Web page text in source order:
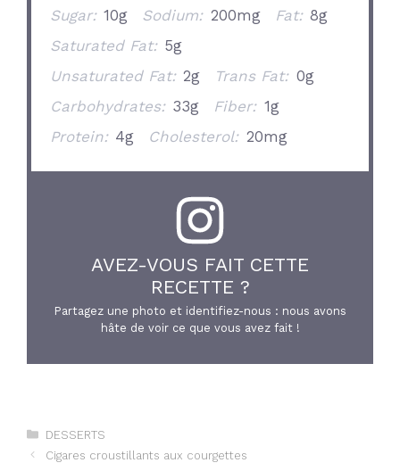
Sugar: 10g Sodium: 200mg Fat: 8g
Saturated Fat: 5g
Unsaturated Fat: 2g Trans Fat: 0g
Carbohydrates: 33g Fiber: 1g
Protein: 4g Cholesterol: 20mg
AVEZ-VOUS FAIT CETTE
RECETTE ?
Partagez une photo et identifiez-nous : nous avons
hâte de voir ce que vous avez fait !
Catégories
DESSERTS
Cigares croustillants aux courgettes